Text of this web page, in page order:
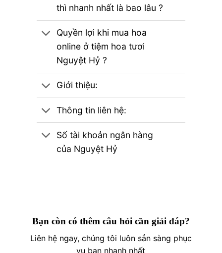
thì nhanh nhất là bao lâu ?
Quyền lợi khi mua hoa
online ở tiệm hoa tươi
Nguyệt Hỷ ?
Giới thiệu:
Thông tin liên hệ:
Số tài khoản ngân hàng
của Nguyệt Hỷ
Bạn còn có thêm câu hỏi cần giải đáp?
Liên hệ ngay, chúng tôi luôn sẳn sàng phục
vụ bạn nhanh nhất